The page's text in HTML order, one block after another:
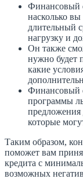
Финансовый
насколько
длительный
нагрузку и
Он также
нужно будет
какие
Финансовый
программы
предложения
которые
Таким образом,
поможет вам
кредита с
возможных